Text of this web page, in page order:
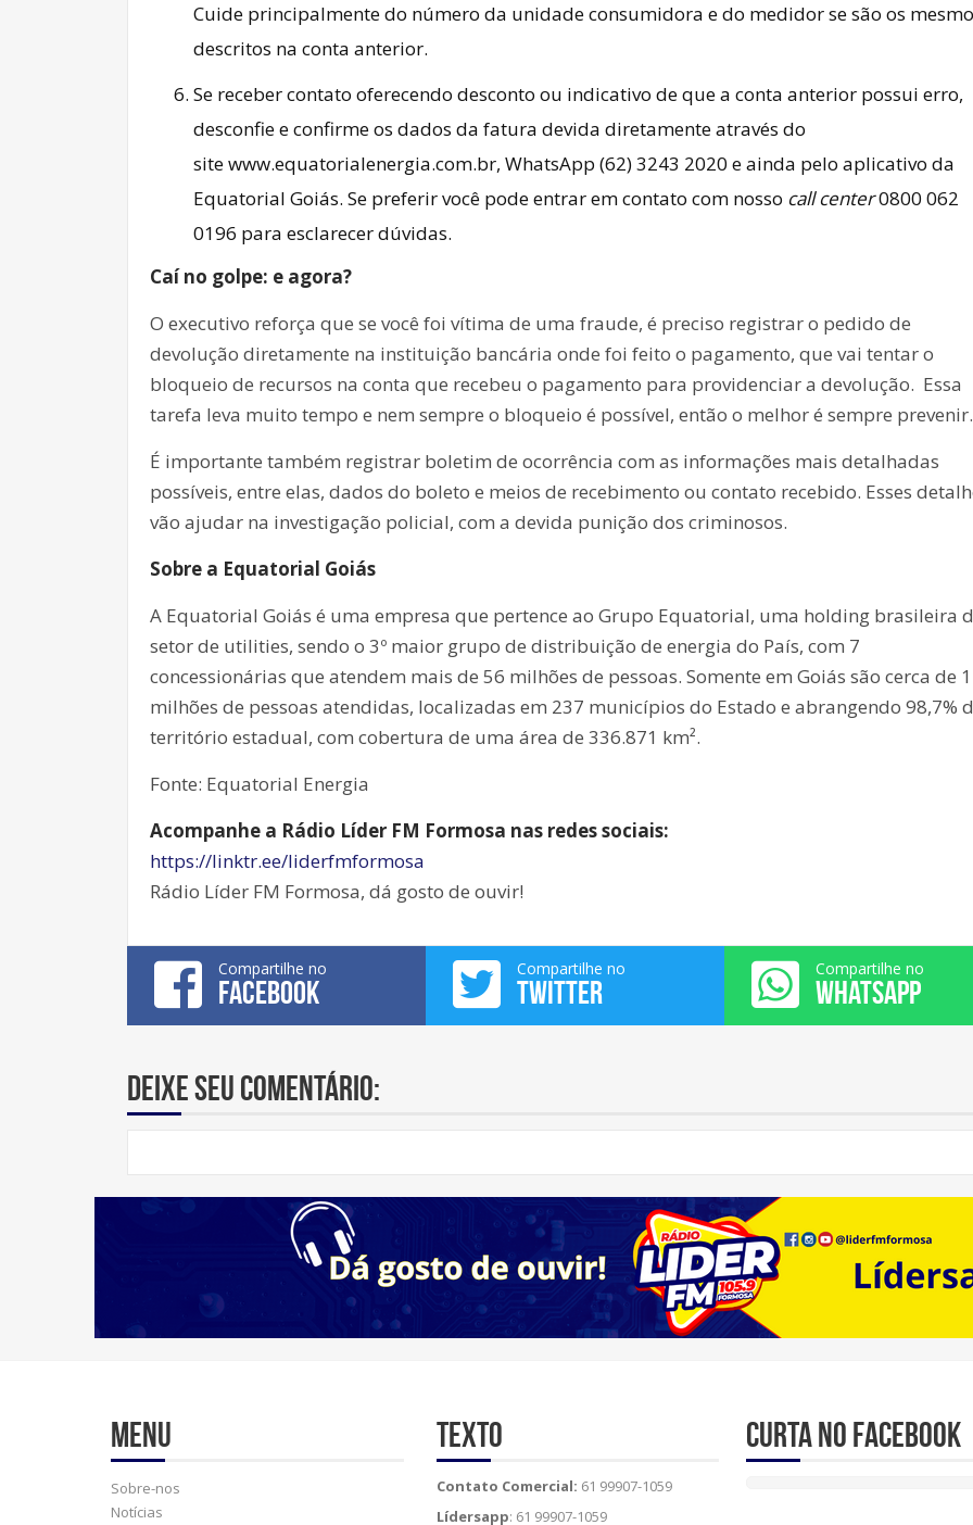
Cuide principalmente do número da unidade consumidora e do medidor se são os
descritos na conta anterior.
Se receber contato oferecendo desconto ou indicativo de que a conta anterior possui erro,
desconfie e confirme os dados da fatura devida diretamente através do
sitewww.equatorialenergia.com.br, WhatsApp (62) 3243 2020 e ainda pelo aplicativo da
Equatorial Goiás. Se preferir você pode entrar em contato com nosso call center0800 062
0196 para esclarecer dúvidas.
Caí no golpe: e agora?
O executivo reforça que se você foi vítima de uma fraude, é preciso registrar o pedido de
devolução diretamente na instituição bancária onde foi feito o pagamento, que vai tentar o
bloqueio de recursos na conta que recebeu o pagamento para providenciar a devolução. Essa
tarefa leva muito tempo e nem sempre o bloqueio é possível, então o melhor é sempre prevenir.
É importante também registrar boletim de ocorrência com as informações mais detalhadas
possíveis, entre elas, dados do boleto e meios de recebimento ou contato recebido. Esses
vão ajudar na investigação policial, com a devida punição dos criminosos.
Sobre a Equatorial Goiás
A Equatorial Goiás é uma empresa que pertence ao Grupo Equatorial, uma holding brasileira
setor de utilities, sendo o 3º maior grupo de distribuição de energia do País, com 7
concessionárias que atendem mais de 56 milhões de pessoas. Somente em Goiás são cerca de
milhões de pessoas atendidas, localizadas em 237 municípios do Estado e abrangendo 98,7%
território estadual, com cobertura de uma área de 336.871 km².
Fonte: Equatorial Energia
Acompanhe a Rádio Líder FM Formosa nas redes sociais:
https://linktr.ee/liderfmformosa
Rádio Líder FM Formosa, dá gosto de ouvir!
Compartilhe no
FACEBOOK
Compartilhe no
TWITTER
Compartilhe no
WHATSAPP
Deixe seu comentário:
Menu
Sobre-nos
Notícias
Texto
Contato Comercial: 61 99907-1059
Lídersapp: 61 99907-1059
Curta no Facebook